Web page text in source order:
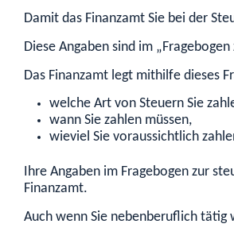
Damit das Finanzamt Sie bei der
Diese Angaben sind im
Das Finanzamt legt mithilfe dieses
welche Art von Steuern Sie
wann Sie zahlen müssen,
wieviel Sie voraussichtlich
Ihre Angaben im Fragebogen zur
Finanzamt.
Auch wenn Sie nebenberuflich tätig